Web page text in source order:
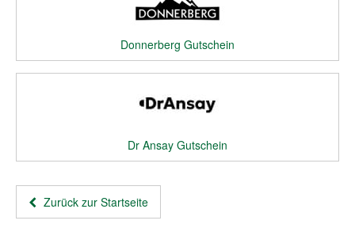
Donnerberg Gutschein
Dr Ansay Gutschein
Zurück zur Startseite